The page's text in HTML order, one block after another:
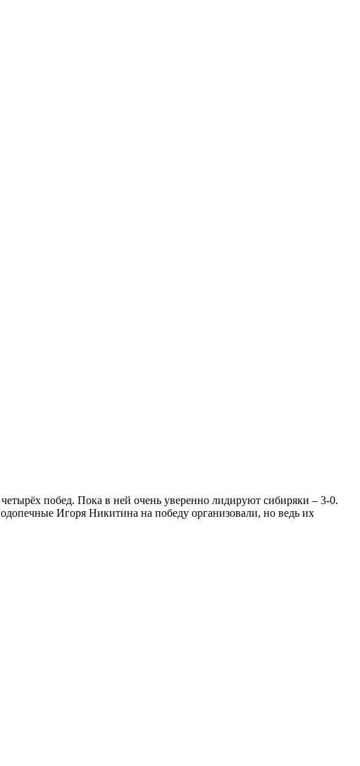
побед. Пока в ней очень уверенно лидируют сибиряки – 3-0.
Игоря Никитина на победу организовали, но ведь их